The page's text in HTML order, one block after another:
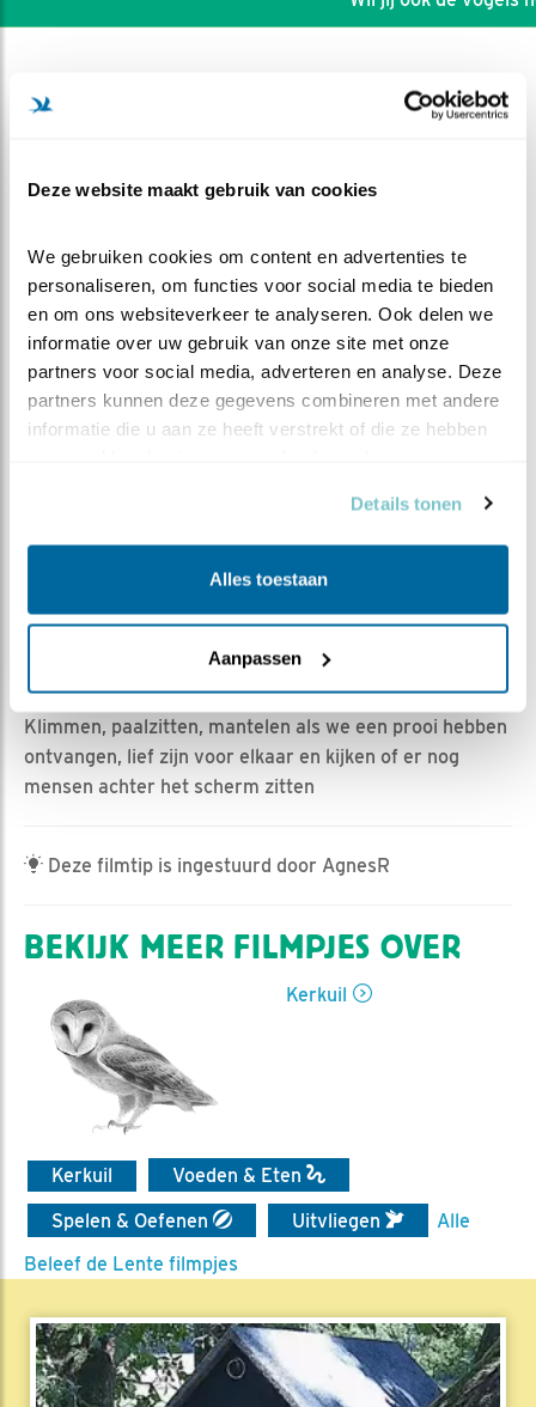
Deze website maakt gebruik van cookies
We gebruiken cookies om content en advertenties te
personaliseren, om functies voor social media te bieden
en om ons websiteverkeer te analyseren. Ook delen we
informatie over uw gebruik van onze site met onze
partners voor social media, adverteren en analyse. Deze
partners kunnen deze gegevens combineren met andere
informatie die u aan ze heeft verstrekt of die ze hebben
Details tonen
Alles toestaan
Aanpassen
DEEL DIT FILMPJE
Wat doen wij zoal als jullie
slapen
Marijke Heijne | Geplaatst op 28 juni 2024, 12:21 |
Vind ik leuk| Bewaar dit filmpje|
348x
Waar houden ze zich mee bezig in de nacht als wij gaan
slapen.
Klimmen, paalzitten, mantelen als we een prooi hebben
ontvangen, lief zijn voor elkaar en kijken of er nog
mensen achter het scherm zitten
Deze filmtip is ingestuurd door AgnesR
BEKIJK MEER FILMPJES OVER
Kerkuil
Kerkuil
Voeden & Eten
Spelen & Oefenen
Uitvliegen
Alle
Beleef de Lente filmpjes